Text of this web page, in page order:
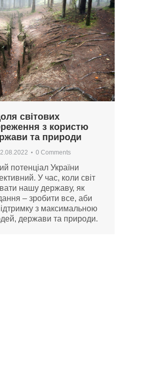
світових
з користю
та природи
0 Comments
потенціал України
У час, коли світ
нашу державу, як
– зробити все, аби
з максимальною
держави та природи.